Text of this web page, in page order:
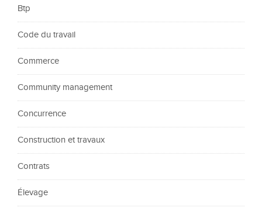
Btp
Code du travail
Commerce
Community management
Concurrence
Construction et travaux
Contrats
Élevage